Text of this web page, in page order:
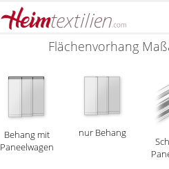
Flächenvorhang
Behang mit
Paneelwagen
nur Behang